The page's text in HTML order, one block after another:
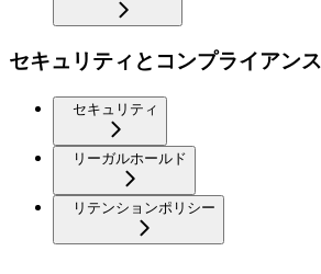
セキュリティとコンプライアンス
セキュリティ
リーガルホールド
リテンションポリシー